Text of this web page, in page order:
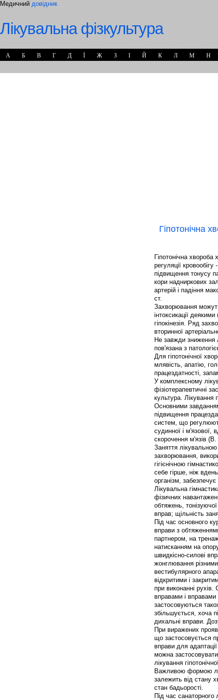
Медичний довідник
Лікувальна фізкультура
А Б В Г Д Ї Ж З І Й К Л М Н
Гіпотонічна
Гіпотонічна
регуляції
підвищення тонусу
кори надниркових
артерій і падіння
ст.
Захворювання
інтоксикації
гіпокінезія. Ряд
вторинної
Не завжди зниження
пов'язана з
Для гіпотонічної
млявість, апатію,
працездатності,
У комплексному
фізіотерапевтичні
культура. Лікування
Основними
підвищення
систем, що
судинної і м'язової,
скорочення м'язів
Заняття
захворювання,
гігієнічною
себе гірше, ніж
організм,
Лікувальна
фізичних
обтяжень,
вправ; щільність
Під час основного
вправи з
партнером, на
натисканням на
швидкісно-силові
жонглювання
вестибулярного
відкритими і
при виконанні
вправами і
застосовуються
збільшується, хоча
дихальні вправи.
При виражених
що застосовується
вправи для
можна
лікування
Важливою формою
залежить від стану
стан бадьорості.
Під час санаторного